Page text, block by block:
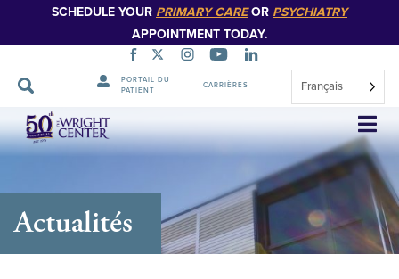
SCHEDULE YOUR PRIMARY CAREOR PSYCHIATRY
APPOINTMENT TODAY.
PORTAIL DU
PATIENT
CARRIÈRES Français
Sauter
la
navigation
Actualités